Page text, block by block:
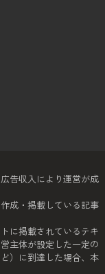
告収入により運営が成
成・掲載している記事
に掲載されているテキ
主体が設定した一定の
）に到達した場合、本